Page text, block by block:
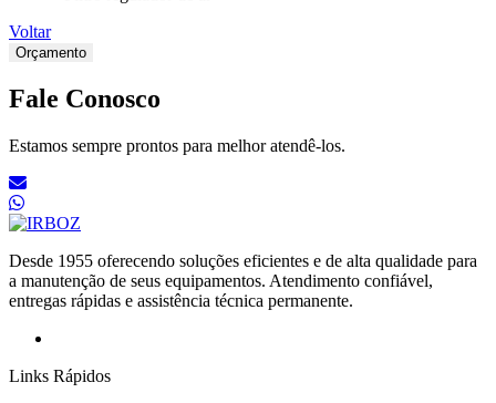
Voltar
Orçamento
Fale Conosco
Estamos sempre prontos para melhor atendê-los.
Desde 1955 oferecendo soluções eficientes e de alta qualidade para
a manutenção de seus equipamentos. Atendimento confiável,
entregas rápidas e assistência técnica permanente.
Links Rápidos